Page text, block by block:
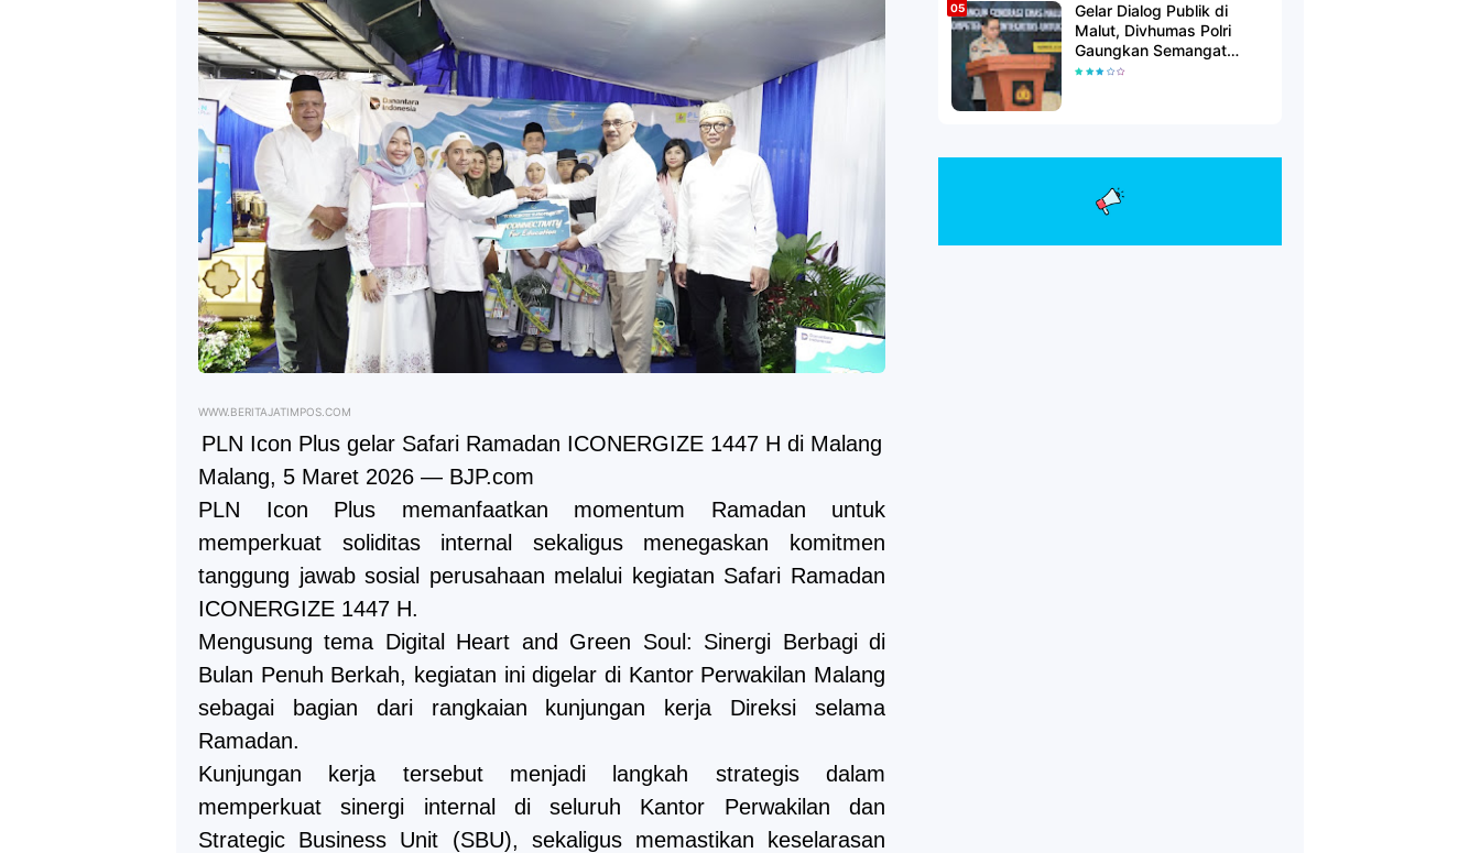
WWW.BERITAJATIMPOS.COM
PLN Icon Plus gelar Safari Ramadan ICONERGIZE 1447 H di Malang
Malang, 5 Maret 2026 — BJP.com
PLN Icon Plus memanfaatkan momentum Ramadan untuk
memperkuat soliditas internal sekaligus menegaskan komitmen
tanggung jawab sosial perusahaan melalui kegiatan Safari Ramadan
ICONERGIZE 1447 H.
Mengusung tema Digital Heart and Green Soul: Sinergi Berbagi di
Bulan Penuh Berkah, kegiatan ini digelar di Kantor Perwakilan Malang
sebagai bagian dari rangkaian kunjungan kerja Direksi selama
Ramadan.
Kunjungan kerja tersebut menjadi langkah strategis dalam
memperkuat sinergi internal di seluruh Kantor Perwakilan dan
Strategic Business Unit (SBU), sekaligus memastikan keselarasan
Gelar Dialog Publik di
Malut, Divhumas Polri
Gaungkan Semangat
Generasi Berkarakter dan